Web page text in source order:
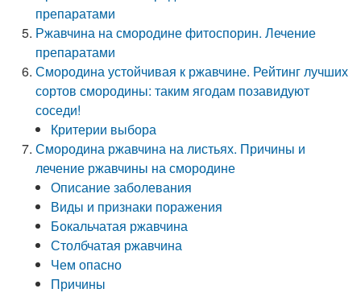
препаратами
Ржавчина на смородине фитоспорин. Лечение
препаратами
Смородина устойчивая к ржавчине. Рейтинг лучших
сортов смородины: таким ягодам позавидуют
соседи!
Критерии выбора
Смородина ржавчина на листьях. Причины и
лечение ржавчины на смородине
Описание заболевания
Виды и признаки поражения
Бокальчатая ржавчина
Столбчатая ржавчина
Чем опасно
Причины